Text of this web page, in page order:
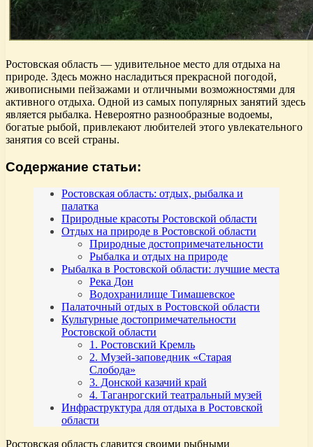
Ростовская область — удивительное место для отдыха на
природе. Здесь можно насладиться прекрасной погодой,
живописными пейзажами и отличными возможностями для
активного отдыха. Одной из самых популярных занятий здесь
является рыбалка. Невероятно разнообразные водоемы,
богатые рыбой, привлекают любителей этого увлекательного
занятия со всей страны.
Содержание статьи:
Ростовская область: отдых, рыбалка и
палатка
Природные красоты Ростовской области
Отдых на природе в Ростовской области
Природные достопримечательности
Рыбалка и отдых на природе
Рыбалка в Ростовской области: лучшие места
Река Дон
Водохранилище Тимашевское
Палаточный отдых в Ростовской области
Культурные достопримечательности
Ростовской области
1. Ростовский Кремль
2. Музей-заповедник «Старая
Слобода»
3. Донской казачий край
4. Таганрогский театральный музей
Инфраструктура для отдыха в Ростовской
области
Ростовская область славится своими рыбными